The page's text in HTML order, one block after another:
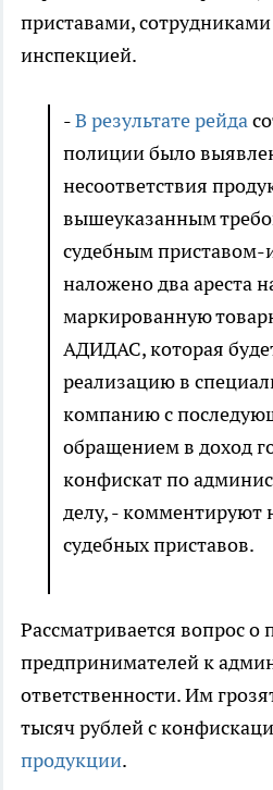
приставами,
инспекцией.
-В результате рейда
полиции было
несоответствия
вышеуказанным
судебным приставом-
наложено два ареста
маркированную
АДИДАС, которая
реализацию в
компанию с
обращением в доход
конфискат по
делу, - комментируют
судебных приставов.
Рассматривается вопрос о
предпринимателей к
ответственности. Им
тысяч рублей с
продукции.